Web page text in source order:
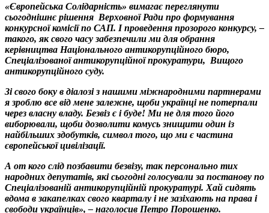
«Європейська Солідарність» вимагає переглянути
сьогоднішнє рішення Верховної Ради про формування
конкурсної комісії по САП. І проведення прозорого конкурсу, –
такого, як свого часу забезпечили ми для обрання
керівництва Національного антикорупційного бюро,
Спеціалізованої антикорупційної прокуратури, Вищого
антикорупційного суду.
Зі свого боку в діалозі з нашими міжнародними партнерами
я зроблю все від мене залежне, щоби українці не потерпали
через власну владу. Безвіз є і буде! Ми не для того його
виборювали, щоби дозволити комусь знищити один із
найбільших здобутків, символ того, що ми є частина
європейської цивілізації.
А от кого слід позбавити безвізу, так персонально тих
народних депутатів, які сьогодні голосували за постанову по
Спеціалізованій антикорупційній прокуратурі. Хай сидять
вдома в закапелках свого кварталу і не зазіхають на права і
свободи українців», – наголосив Петро Порошенко.